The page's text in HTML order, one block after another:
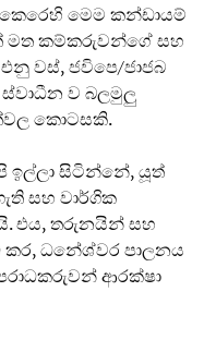
මෙම කන්ඩායම්
මත කම්කරුවන්ගේ සහ
වස්, ජවිපෙ/ජාජබ
ව බලමුලු
කොටසකි.
ඉල්ලා සිටින්නේ, යූත්
සහ වාර්ගික
එය, තරුනයින් සහ
ධනේශ්වර පාලනය
ආරක්ෂා